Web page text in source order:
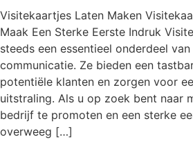
Visitekaartjes Laten Maken
Maak Een Sterke Eerste Indruk
steeds een essentieel onderdeel
communicatie. Ze bieden een
potentiële klanten en zorgen voor
uitstraling. Als u op zoek bent naar
bedrijf te promoten en een sterke
overweeg […]